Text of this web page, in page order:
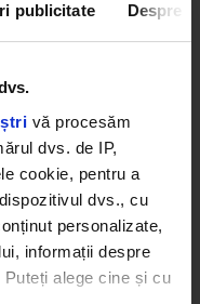
publicitate Despre
vă procesăm
dvs. de IP,
cookie, pentru a
dvs., cu
personalizate,
informații despre
alege cine și cu
by Banca
Carpatica.
& JAECOO.
Medicover,
Absolut, Havana